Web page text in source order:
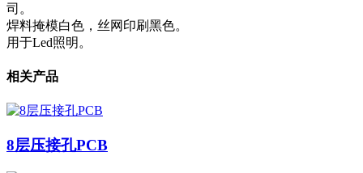
司。
焊料掩模白色，丝网印刷黑色。
用于Led照明。
相关产品
8层压接孔PCB